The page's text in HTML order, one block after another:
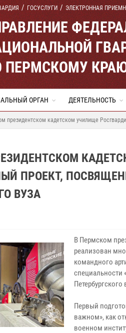
ГОСУСЛУГИ ЭЛЕКТРОННАЯ
ПЕРМСКОМУ
ОРГАН ДЕЯТЕЛЬНОСТЬ
президентском кадетском училище
ПРОЕКТ,
ВУЗА
В Пермском
реализован
командного
специальности
Первый
важном», как
военном